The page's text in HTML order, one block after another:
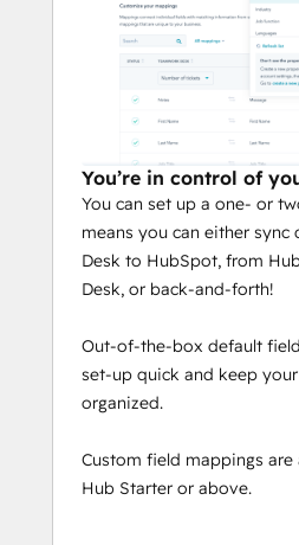
You’re in control of
You can set up a one- or
means you can either sync
Desk to HubSpot, from
Desk, or back-and-forth!
Out-of-the-box default
set-up quick and keep
organized.
Custom field mappings are
Hub Starter or above.